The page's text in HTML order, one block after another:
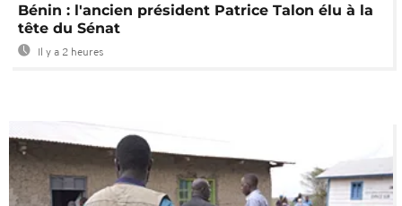
Bénin : l'ancien président Patrice Talon élu à la
tête du Sénat
Il y a 2 heures